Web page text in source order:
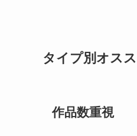
タイプ別オス
作品数重視